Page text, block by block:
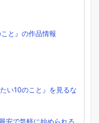
と』の作品情報
い10のこと』を見るな